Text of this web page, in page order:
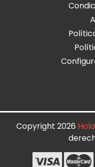
Copyright 2026